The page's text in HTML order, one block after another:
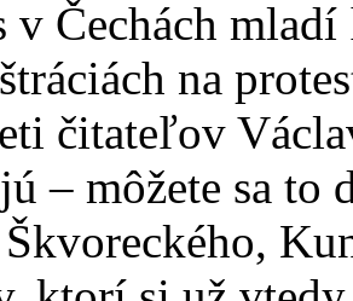
v Čechách
na
čitateľov
– môžete sa